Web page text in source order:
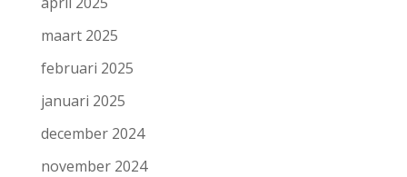
maart 2025
februari 2025
januari 2025
december 2024
november 2024